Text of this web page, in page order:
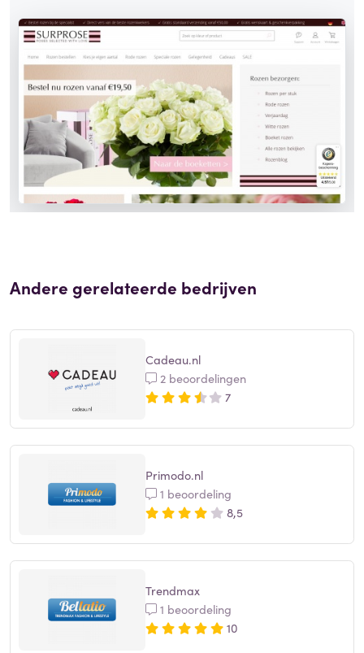
Andere gerelateerde bedrijven
Cadeau.nl
2 beoordelingen
7
Primodo.nl
1 beoordeling
8,5
Trendmax
1 beoordeling
10